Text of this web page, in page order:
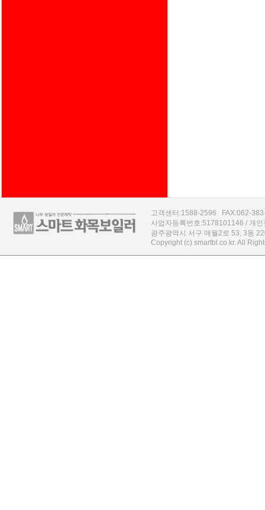
고객센터:1588-2596 FAX:062-
사업자등록번호:5178101146 / 개
광주광역시 서구 매월2로 53, 3동
Copyright (c) smartbl.co.kr. All